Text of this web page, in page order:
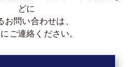
どに
お問い合わせは、
ご連絡ください。